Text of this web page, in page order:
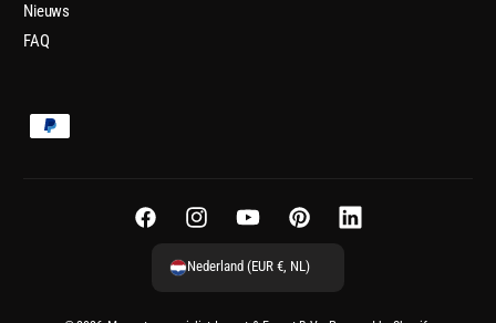
Nieuws
FAQ
F
I
n
Y
o
P
L
Nederland (EUR €, NL)